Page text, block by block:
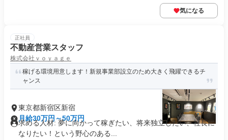
気になる
正社員
不動産営業スタッフ
株式会社ｖｏｙａｇｅ
稼げる環境用意します！新規事業部設立のため大きく飛躍できるチ
ャンス
東京都新宿区新宿
月給30万円～50万円
求める人材: 夢に向かって稼ぎたい、将来独立したい、社長に
なりたい！という野心のある...